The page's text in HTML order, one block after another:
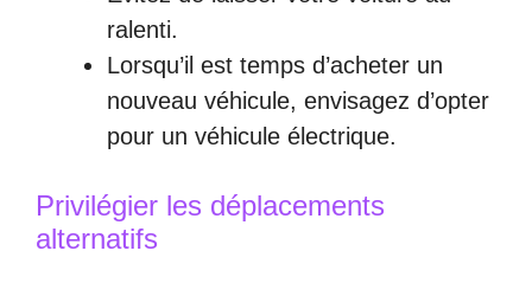
ralenti.
Lorsqu’il est temps d’acheter un
nouveau véhicule, envisagez d’opter
pour un véhicule électrique.
Privilégier les déplacements
alternatifs